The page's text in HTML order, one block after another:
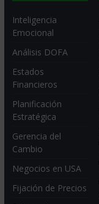
Inteligencia
Emocional
Análisis DOFA
Estados
Financieros
Planificación
Estratégica
Gerencia del
Cambio
Negocios en USA
Fijación de Precios